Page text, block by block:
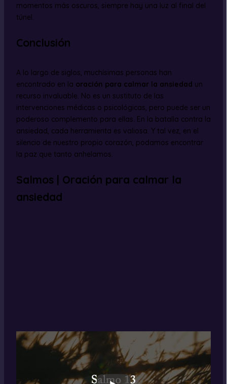
momentos más oscuros, siempre hay una luz al final del
túnel.
Conclusión
A lo largo de siglos, muchísimas personas han
encontrado en la oración para calmar la ansiedad un
recurso invaluable. No es un sustituto de las
intervenciones médicas o psicológicas, pero puede ser un
poderoso complemento para ellas. En la batalla contra la
ansiedad, cada herramienta es valiosa. Y tal vez, en el
silencio de nuestro propio corazón, podamos encontrar
la paz que tanto anhelamos.
Salmos | Oración para calmar la
ansiedad